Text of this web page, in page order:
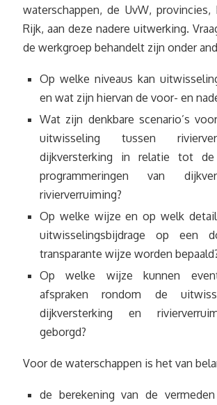
waterschappen, de UvW,
Rijk, aan deze nadere uitwerking.
de werkgroep behandelt zijn onder
Op welke niveaus kan
en wat zijn hiervan de voor- en
Wat zijn denkbare scenario’s
uitwisseling tussen
dijkversterking in relatie tot de
programmeringen van
rivierverruiming?
Op welke wijze en op welk
uitwisselingsbijdrage op een
transparante wijze worden
Op welke wijze kunnen
afspraken rondom de
dijkversterking en
geborgd?
Voor de waterschappen is het van
de berekening van de